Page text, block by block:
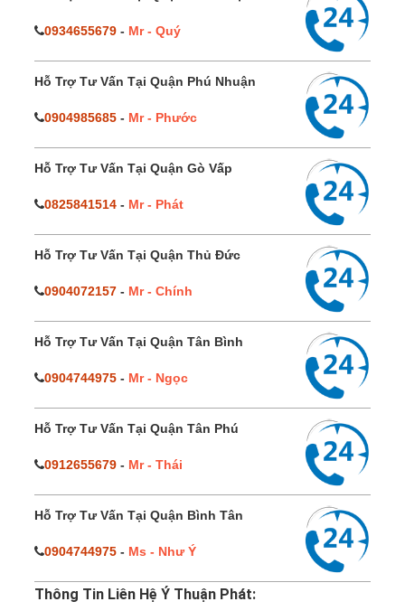
0934655679 - Mr - Quý
Hỗ Trợ Tư Vấn Tại Quận Phú Nhuận
0904985685 - Mr - Phước
Hỗ Trợ Tư Vấn Tại Quận Gò Vấp
0825841514 - Mr - Phát
Hỗ Trợ Tư Vấn Tại Quận Thủ Đức
0904072157 - Mr - Chính
Hỗ Trợ Tư Vấn Tại Quận Tân Bình
0904744975 - Mr - Ngọc
Hỗ Trợ Tư Vấn Tại Quận Tân Phú
0912655679 - Mr - Thái
Hỗ Trợ Tư Vấn Tại Quận Bình Tân
0904744975 - Ms - Như Ý
Thông Tin Liên Hệ Ý Thuận Phát: